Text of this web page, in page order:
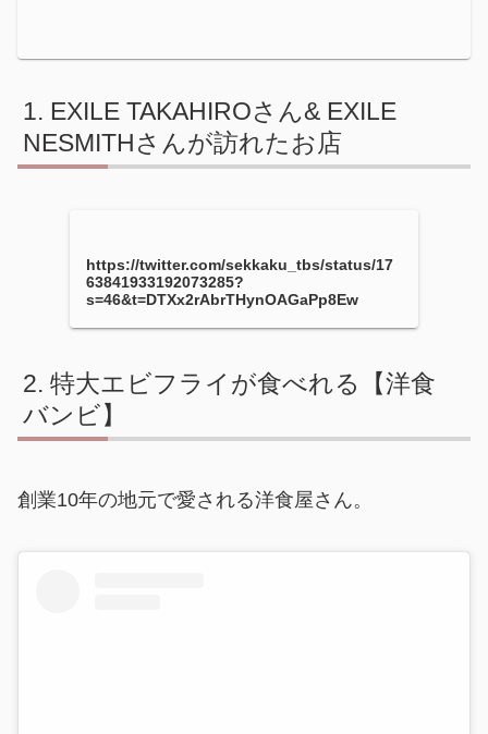
EXILE TAKAHIROさん& EXILE
NESMITHさんが訪れたお店
https://twitter.com/sekkaku_tbs/status/17
63841933192073285?
s=46&t=DTXx2rAbrTHynOAGaPp8Ew
特大エビフライが食べれる【洋食
バンビ】
創業10年の地元で愛される洋食屋さん。